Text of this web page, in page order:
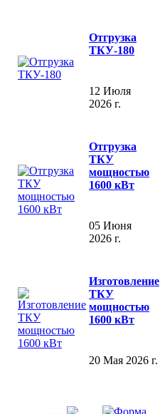
Отгрузка
ТКУ-180
12 Июля
2026 г.
Отгрузка
ТКУ
мощностью
1600 кВт
05 Июня
2026 г.
Изготовление
ТКУ
мощностью
1600 кВт
20 Мая 2026 г.